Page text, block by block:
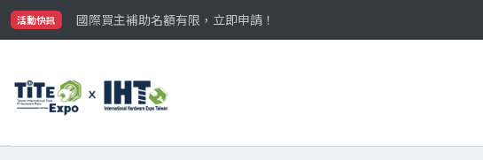
活動快訊
國際買主補助名額有限，立即申請！
參觀門票開放申請中‼️